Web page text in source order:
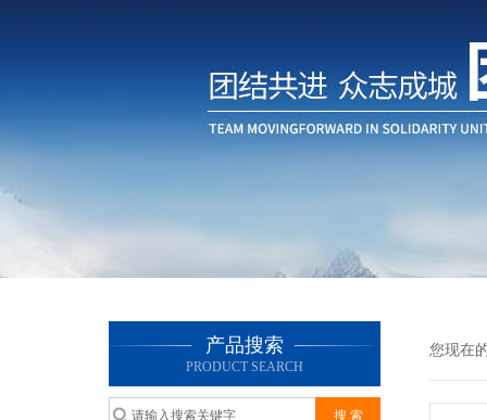
产品搜索
PRODUCT SEARCH
您现在